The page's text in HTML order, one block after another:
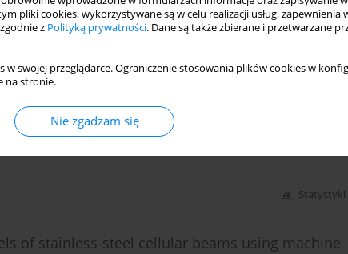
pliki cookies, wykorzystywane są w celu realizacji usług,
z Polityką prywatności. Dane są także zbierane i przetwarzane
w swojej przeglądarce. Ograniczenie stosowania plików cookies w
na stronie.
Nie zgadzam się
of traffic-induced vibrations in
Statystyki
of stainless-steel cellular beams using machine